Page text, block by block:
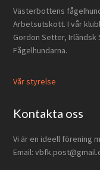
Västerbottens
Arbetsutskott. I vår
Gordon Setter, Irländsk
Fågelhundarna.
Vår styrelse
Kontakta oss
Vi är en ideell förening
Email: